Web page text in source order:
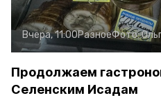
Вчера, 11:00РазноеФото:
Продолжаем
Селенским Исадам